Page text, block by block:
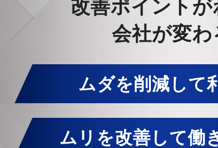
改善ポイント
会社が変わ
ムダを削減して
ムリを改善して働